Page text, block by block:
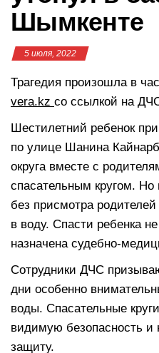
Шымкенте
5 июля, 2022
Трагедия произошла в
vera.kz со ссылкой на
Шестилетний ребенок
по улице Шанина
округа вместе с
спасательным кругом. Но
без присмотра
в воду. Спасти ребенка
назначена судебно-
Сотрудники ДЧС
дни особенно
воды. Спасательные
видимую безопасность и
защиту.